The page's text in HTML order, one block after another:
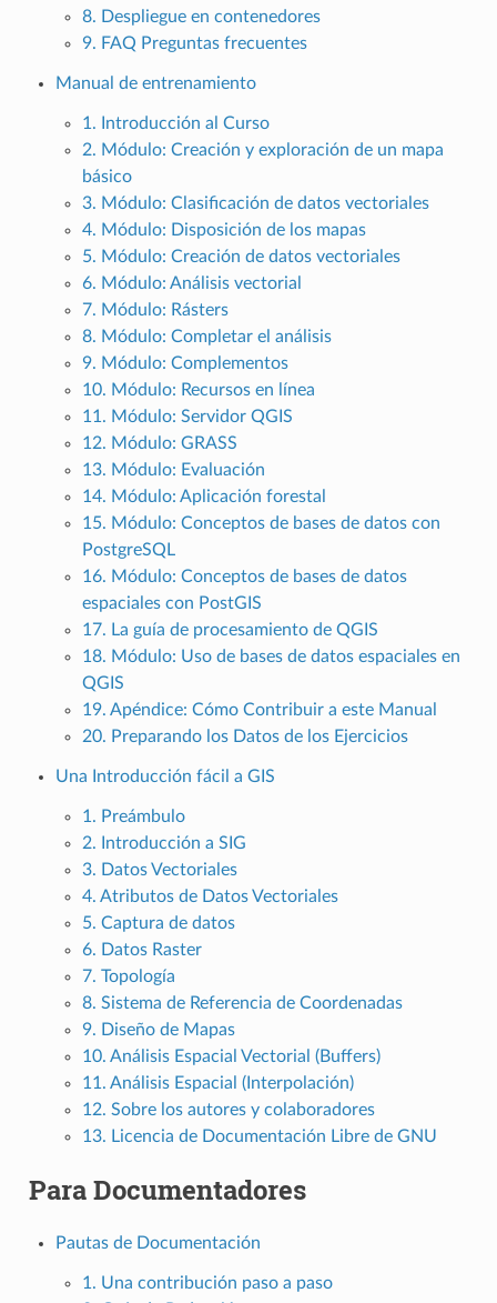
8. Despliegue en contenedores
9. FAQ Preguntas frecuentes
Manual de entrenamiento
1. Introducción al Curso
2. Módulo: Creación y exploración de un mapa
básico
3. Módulo: Clasificación de datos vectoriales
4. Módulo: Disposición de los mapas
5. Módulo: Creación de datos vectoriales
6. Módulo: Análisis vectorial
7. Módulo: Rásters
8. Módulo: Completar el análisis
9. Módulo: Complementos
10. Módulo: Recursos en línea
11. Módulo: Servidor QGIS
12. Módulo: GRASS
13. Módulo: Evaluación
14. Módulo: Aplicación forestal
15. Módulo: Conceptos de bases de datos con
PostgreSQL
16. Módulo: Conceptos de bases de datos
espaciales con PostGIS
17. La guía de procesamiento de QGIS
18. Módulo: Uso de bases de datos espaciales en
QGIS
19. Apéndice: Cómo Contribuir a este Manual
20. Preparando los Datos de los Ejercicios
Una Introducción fácil a GIS
1. Preámbulo
2. Introducción a SIG
3. Datos Vectoriales
4. Atributos de Datos Vectoriales
5. Captura de datos
6. Datos Raster
7. Topología
8. Sistema de Referencia de Coordenadas
9. Diseño de Mapas
10. Análisis Espacial Vectorial (Buffers)
11. Análisis Espacial (Interpolación)
12. Sobre los autores y colaboradores
13. Licencia de Documentación Libre de GNU
Para Documentadores
Pautas de Documentación
1. Una contribución paso a paso